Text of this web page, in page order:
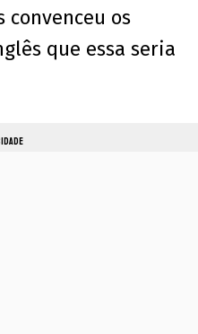
convenceu os
que essa seria